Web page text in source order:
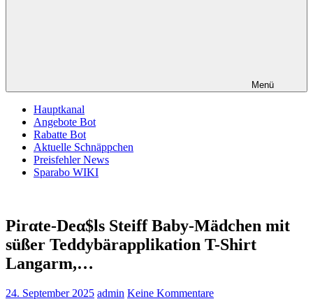
Menü
Hauptkanal
Angebote Bot
Rabatte Bot
Aktuelle Schnäppchen
Preisfehler News
Sparabo WIKI
Pirαtе-Dеα$ls Steiff Baby-Mädchen mit
süßer Teddybärapplikation T-Shirt
Langarm,…
24. September 2025 admin Keine Kommentare